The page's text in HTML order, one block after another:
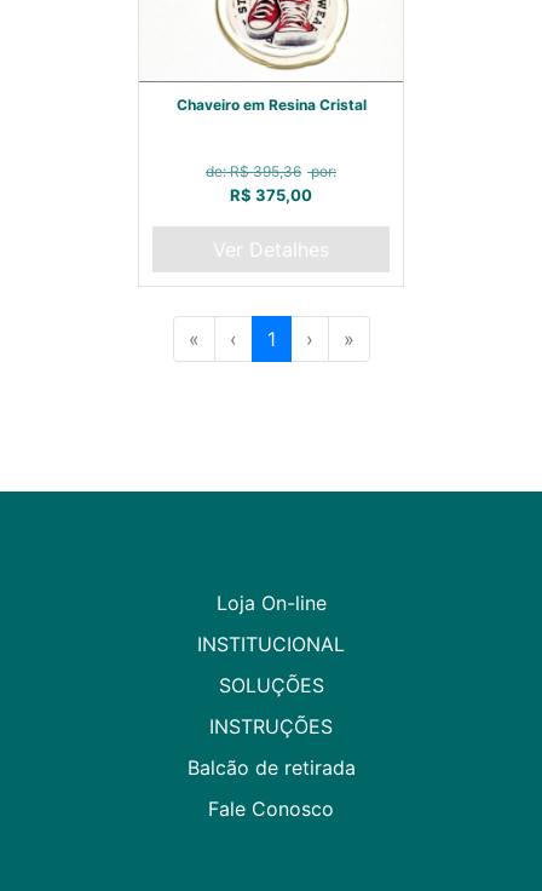
Chaveiro em Resina Cristal
de: R$ 395,36 por:
R$ 375,00
Ver Detalhes
« ‹ 1 › »
Loja On-line
INSTITUCIONAL
SOLUÇÕES
INSTRUÇÕES
Balcão de retirada
Fale Conosco